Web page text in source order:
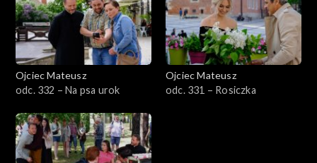
Sezon 16
Sezon 15
Sezon 13
Ojciec Mateusz
odc. 332 – Na psa urok
Ojciec Mateusz
odc. 331 – Rosiczka